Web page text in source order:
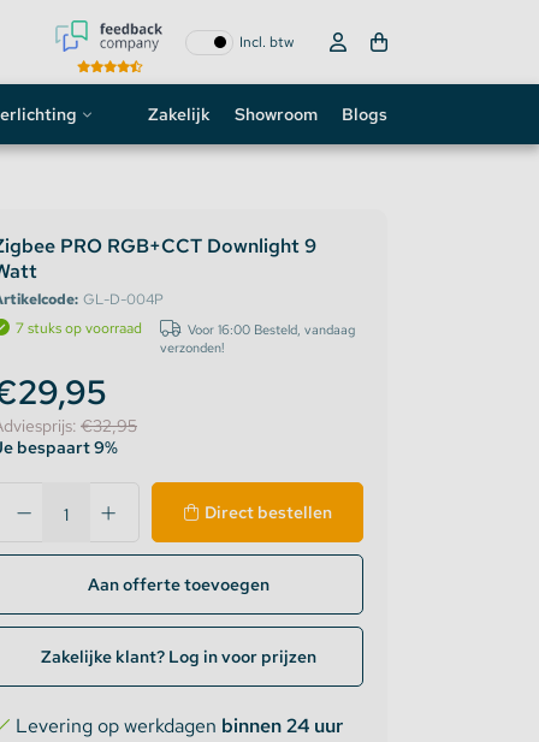
Incl. btw
neon sign
strip
Zakelijk Showroom Blogs
PRO RGB+CCT Downlight 9
GL-D-004P
7 stuks op voorraad
Voor 16:00 Besteld, vandaag
verzonden!
€32,95
bespaart 9%
Direct bestellen
Aan offerte toevoegen
Zakelijke klant? Log in voor prijzen
Levering op werkdagen binnen 24 uur